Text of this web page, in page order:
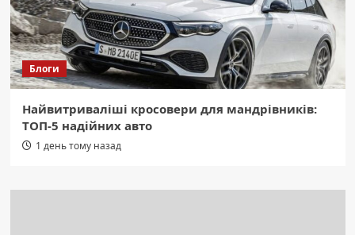
Блоги
Найвитриваліші кросовери для мандрівників:
ТОП-5 надійних авто
1 день тому назад